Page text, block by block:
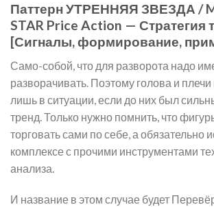
Паттерн УТРЕННЯЯ ЗВЕЗДА /
STAR Price Action — Стратегия
[Сигналы, формирование,
Само-собой, что для разворота надо
разворачивать. Поэтому голова и
лишь в ситуации, если до них был
тренд. Только нужно помнить, что
торговать сами по себе, а обязательно
комплексе с прочими инструментами
анализа.
И название в этом случае будет